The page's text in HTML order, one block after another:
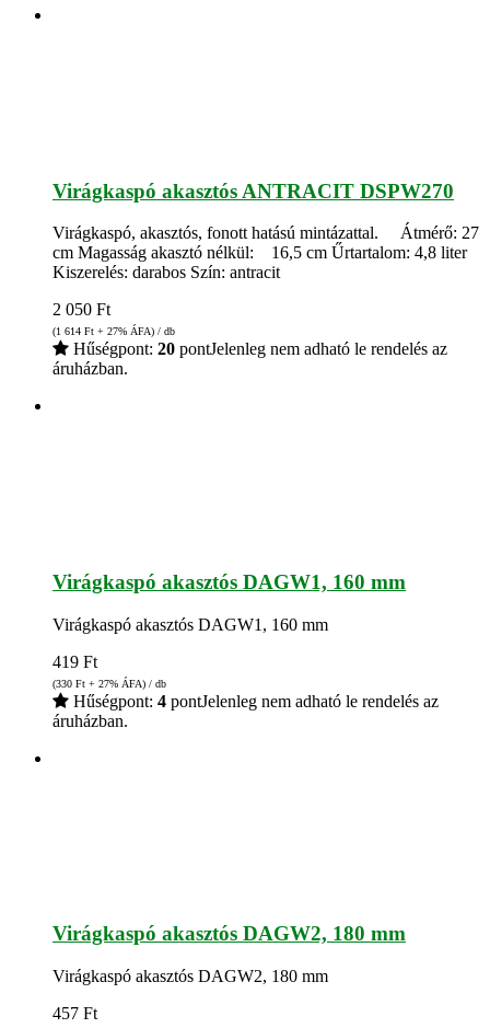
Virágkaspó akasztós ANTRACIT DSPW270
Virágkaspó, akasztós, fonott hatású mintázattal. Átmérő: 27
cm Magasság akasztó nélkül: 16,5 cm Űrtartalom: 4,8 liter
Kiszerelés: darabos Szín: antracit
2 050 Ft
(1 614 Ft + 27% ÁFA) / db
Hűségpont: 20 pontJelenleg nem adható le rendelés az
áruházban.
Virágkaspó akasztós DAGW1, 160 mm
Virágkaspó akasztós DAGW1, 160 mm
419 Ft
(330 Ft + 27% ÁFA) / db
Hűségpont: 4 pontJelenleg nem adható le rendelés az
áruházban.
Virágkaspó akasztós DAGW2, 180 mm
Virágkaspó akasztós DAGW2, 180 mm
457 Ft